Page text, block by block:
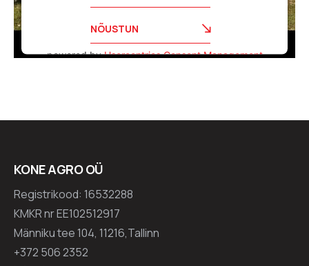
NÕUSTUN
powered byUsercentrics Consent Management
KONE AGRO OÜ
Registrikood: 16532288
KMKR nr EE102512917
Männiku tee 104, 11216,Tallinn
+372 506 2352